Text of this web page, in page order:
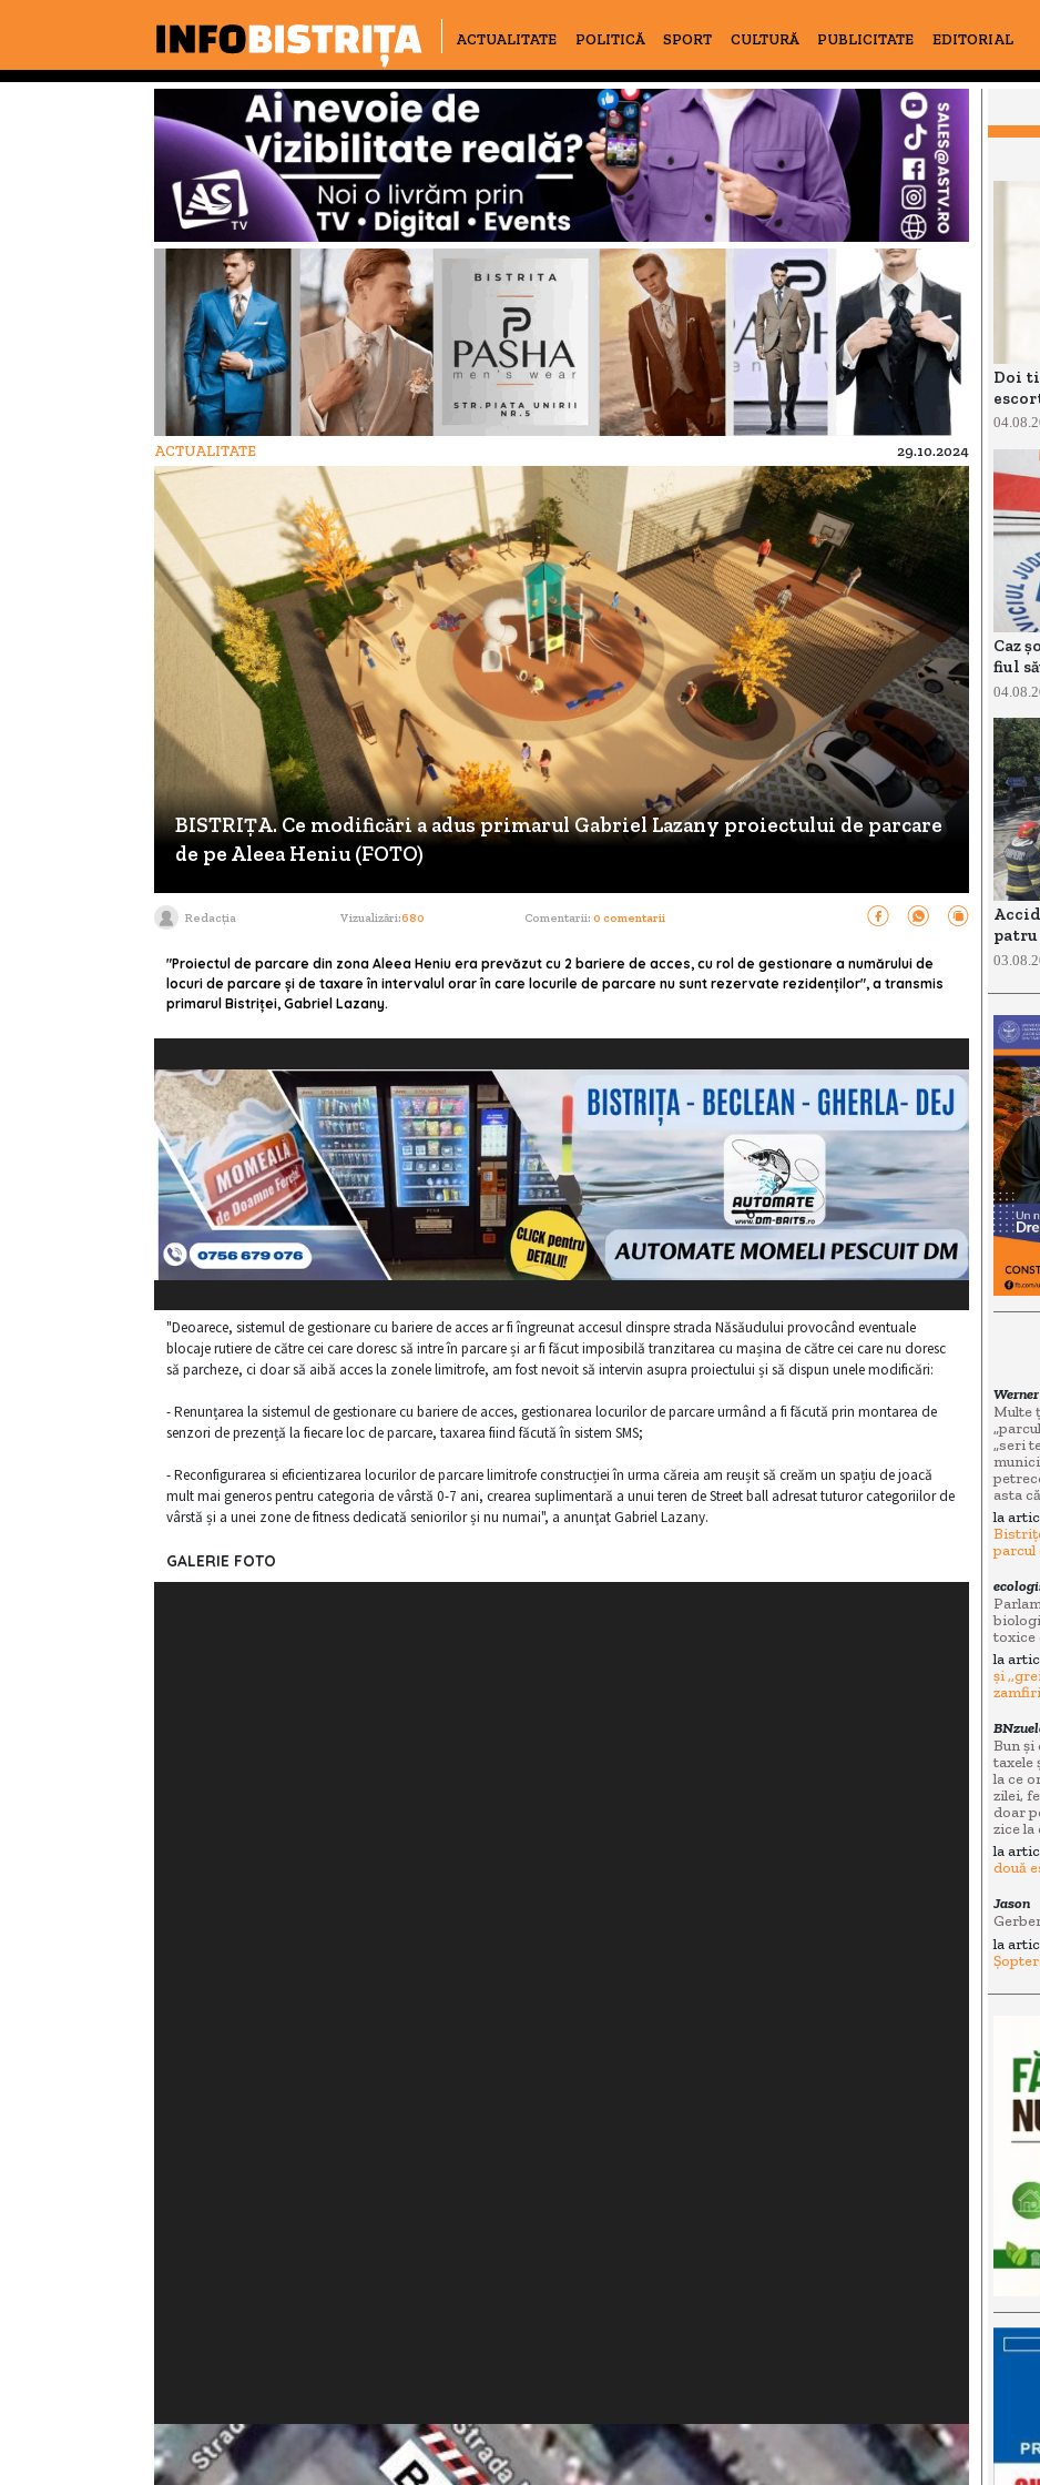
ACTUALITATE POLITICĂ SPORT CULTURĂ PUBLICITATE EDITORIAL
ACTUALITATE 29.10.2024
BISTRIŢA. Ce modificări a adus primarul Gabriel Lazany proiectului de parcare
de pe Aleea Heniu (FOTO)
Redacția Vizualizări:680 Comentarii: 0 comentarii
"Proiectul de parcare din zona Aleea Heniu era prevăzut cu 2 bariere de acces, cu rol de gestionare a numărului de
locuri de parcare și de taxare în intervalul orar în care locurile de parcare nu sunt rezervate rezidenților", a transmis
primarul Bistriţei, Gabriel Lazany.
"Deoarece, sistemul de gestionare cu bariere de acces ar fi îngreunat accesul dinspre strada Năsăudului provocând eventuale
blocaje rutiere de către cei care doresc să intre în parcare și ar fi făcut imposibilă tranzitarea cu mașina de către cei care nu doresc
să parcheze, ci doar să aibă acces la zonele limitrofe, am fost nevoit să intervin asupra proiectului și să dispun unele modificări:
- Renunțarea la sistemul de gestionare cu bariere de acces, gestionarea locurilor de parcare urmând a fi făcută prin montarea de
senzori de prezență la fiecare loc de parcare, taxarea fiind făcută în sistem SMS;
- Reconfigurarea si eficientizarea locurilor de parcare limitrofe construcției în urma căreia am reușit să creăm un spațiu de joacă
mult mai generos pentru categoria de vârstă 0-7 ani, crearea suplimentară a unui teren de Street ball adresat tuturor categoriilor de
vârstă și a unei zone de fitness dedicată seniorilor și nu numai", a anunţat Gabriel Lazany.
GALERIE FOTO
Doi
Caz
fiul
Multe
„seri
asta
la
parcul
toxice
la
și
Bun și
taxele
la ce
zilei,
doar
zice la
la
două
Jason
la